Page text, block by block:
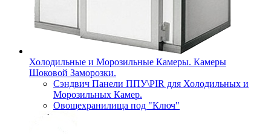
Холодильные и Морозильные Камеры. Камеры
Шоковой Заморозки.
Сэндвич Панели ППУ\PIR для Холодильных и
Морозильных Камер.
Овощехранилища под "Ключ"